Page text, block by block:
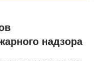
надзора